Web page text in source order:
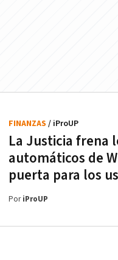
La Justicia frena
automáticos de
puerta para los
FINANZAS / iProUP
PoriProUP